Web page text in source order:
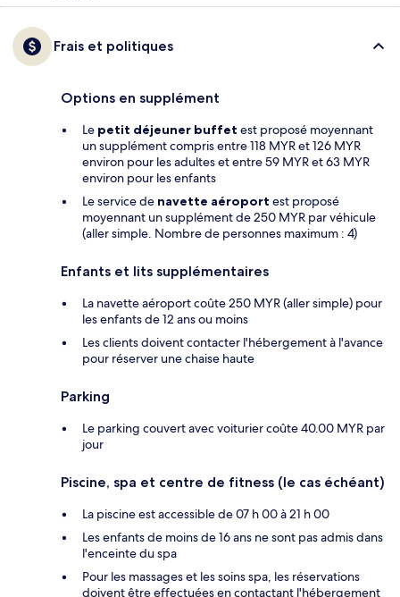
Frais et politiques
Options en supplément
Le petit déjeuner buffet est proposé moyennant
un supplément compris entre 118 MYR et 126 MYR
environ pour les adultes et entre 59 MYR et 63 MYR
environ pour les enfants
Le service de navette aéroport est proposé
moyennant un supplément de 250 MYR par véhicule
(aller simple. Nombre de personnes maximum : 4)
Enfants et lits supplémentaires
La navette aéroport coûte 250 MYR (aller simple) pour
les enfants de 12 ans ou moins
Les clients doivent contacter l'hébergement à l'avance
pour réserver une chaise haute
Parking
Le parking couvert avec voiturier coûte 40.00 MYR par
jour
Piscine, spa et centre de fitness (le cas échéant)
La piscine est accessible de 07 h 00 à 21 h 00
Les enfants de moins de 16 ans ne sont pas admis dans
l'enceinte du spa
Pour les massages et les soins spa, les réservations
doivent être effectuées en contactant l'hébergement